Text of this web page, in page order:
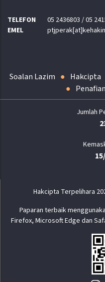
TELEFON
05 2436803 / 05
EMEL
Soalan Lazim Hakcipta
Penafian
Hakcipta Terpelihara
Paparan terbaik
Firefox, Microsoft Edge dan